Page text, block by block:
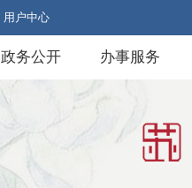
用户中心
政务公开 办事服务